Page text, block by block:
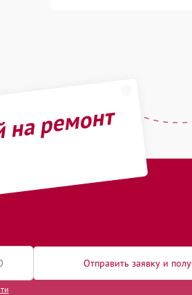
ремонт
Отправить заявку и